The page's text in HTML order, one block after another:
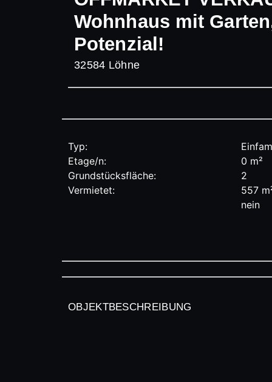
Wohnhaus mit
Potenzial!
32584 Löhne
Typ:
Etage/n:
Grundstücksfläche:
Vermietet:
0 m²
2
557
nein
OBJEKTBESCHREIBUNG